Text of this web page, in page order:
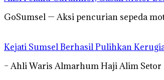
GoSumsel — Aksi pencurian sepeda
Kejati Sumsel Berhasil Pulihkan
– Ahli Waris Almarhum Haji Alim Setor